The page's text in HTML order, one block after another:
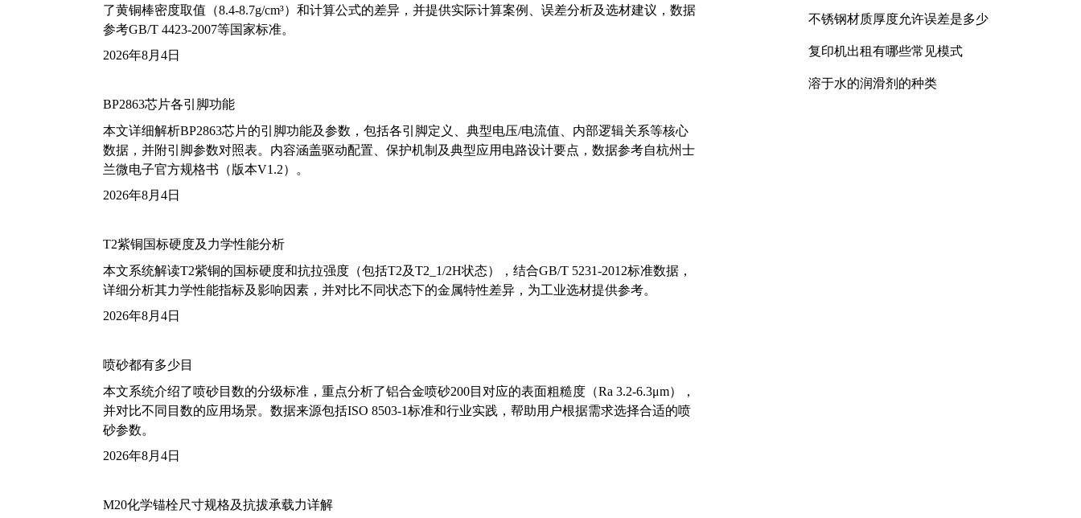
了黄铜棒密度取值（8.4-8.7g/cm³）和计算公式的差异，并提供实际计算案例、误差分析及选材建议，数据
参考GB/T 4423-2007等国家标准。
2026年8月4日
BP2863芯片各引脚功能
本文详细解析BP2863芯片的引脚功能及参数，包括各引脚定义、典型电压/电流值、内部逻辑关系等核心
数据，并附引脚参数对照表。内容涵盖驱动配置、保护机制及典型应用电路设计要点，数据参考自杭州士
兰微电子官方规格书（版本V1.2）。
2026年8月4日
T2紫铜国标硬度及力学性能分析
本文系统解读T2紫铜的国标硬度和抗拉强度（包括T2及T2_1/2H状态），结合GB/T 5231-2012标准数据，
详细分析其力学性能指标及影响因素，并对比不同状态下的金属特性差异，为工业选材提供参考。
2026年8月4日
喷砂都有多少目
本文系统介绍了喷砂目数的分级标准，重点分析了铝合金喷砂200目对应的表面粗糙度（Ra 3.2-6.3μm），
并对比不同目数的应用场景。数据来源包括ISO 8503-1标准和行业实践，帮助用户根据需求选择合适的喷
砂参数。
2026年8月4日
M20化学锚栓尺寸规格及抗拔承载力详解
不锈钢材质厚度允许误差是多少
复印机出租有哪些常见模式
溶于水的润滑剂的种类